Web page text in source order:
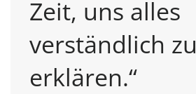
Zeit, uns alles
verständlich zu
erklären.“